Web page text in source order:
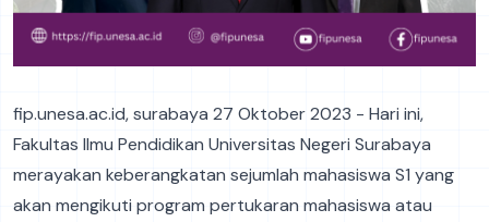
fip.unesa.ac.id, surabaya 27 Oktober 2023 - Hari ini,
Fakultas Ilmu Pendidikan Universitas Negeri Surabaya
merayakan keberangkatan sejumlah mahasiswa S1 yang
akan mengikuti program pertukaran mahasiswa atau